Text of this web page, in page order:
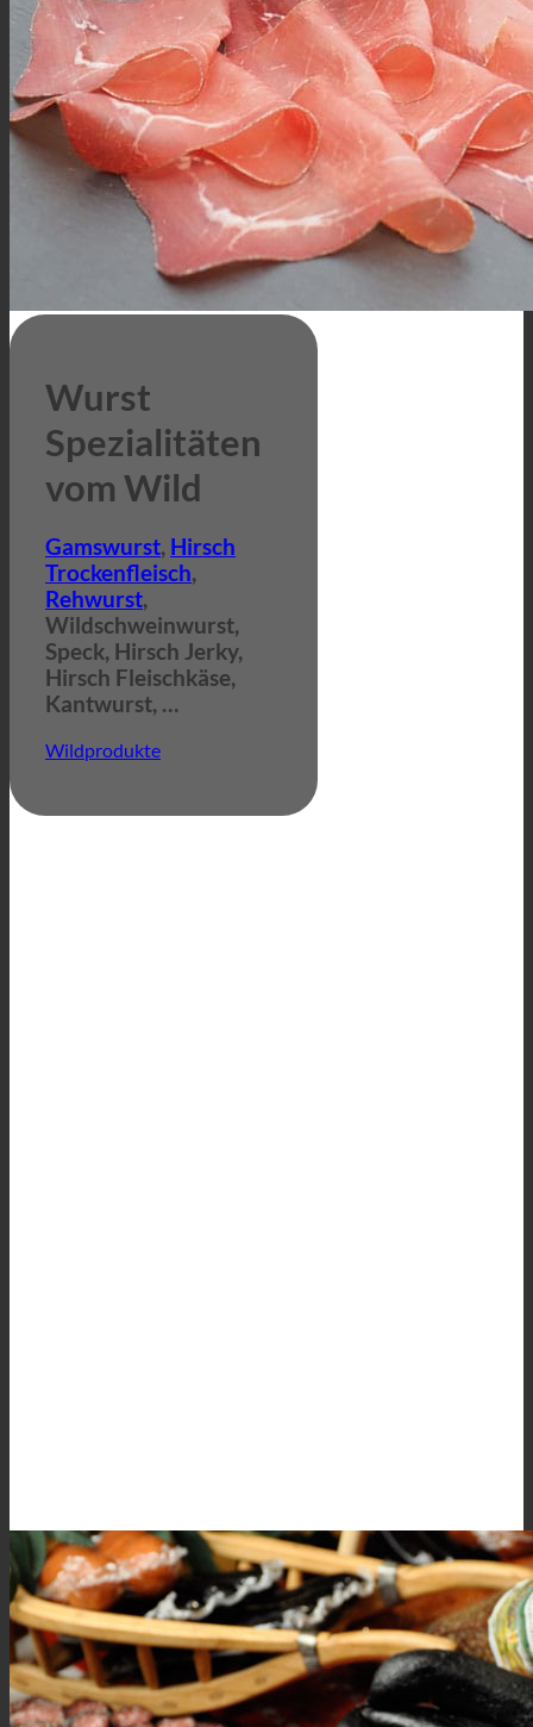
Wurst
Spezialitäten
vom Wild
Gamswurst, Hirsch
Trockenfleisch,
Rehwurst,
Wildschweinwurst,
Speck, Hirsch Jerky,
Hirsch Fleischkäse,
Kantwurst, …
Wildprodukte